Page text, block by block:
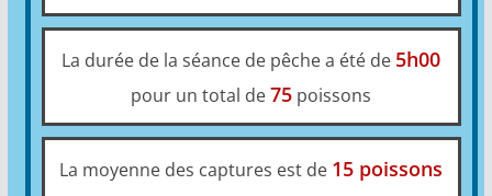
La durée de la séance de pêche a été de 5h00
pour un total de75 poissons
La moyenne des captures est de 15 poissons